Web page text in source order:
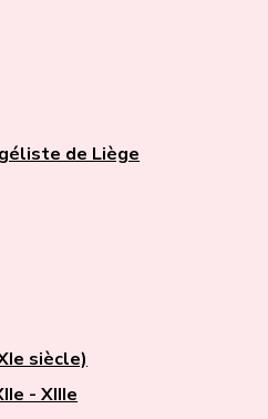
de Liège
siècle)
- XIIIe